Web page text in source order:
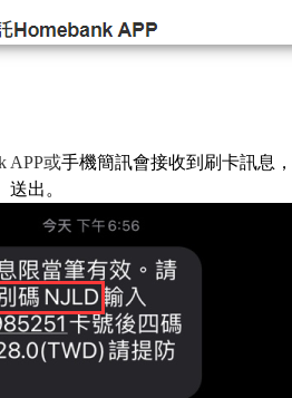
APP或手機簡訊會接收到刷卡訊息
送出。